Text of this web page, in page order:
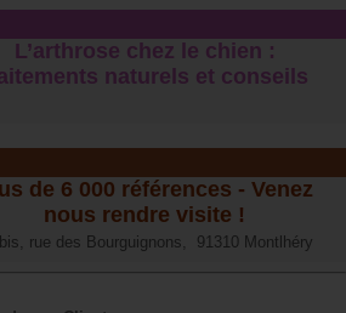
L’arthrose chez le chien :
naturels et conseil s
de 6 000 références - Venez
nous rendre visite !
rue des Bourguignons, 91310 Montlhéry